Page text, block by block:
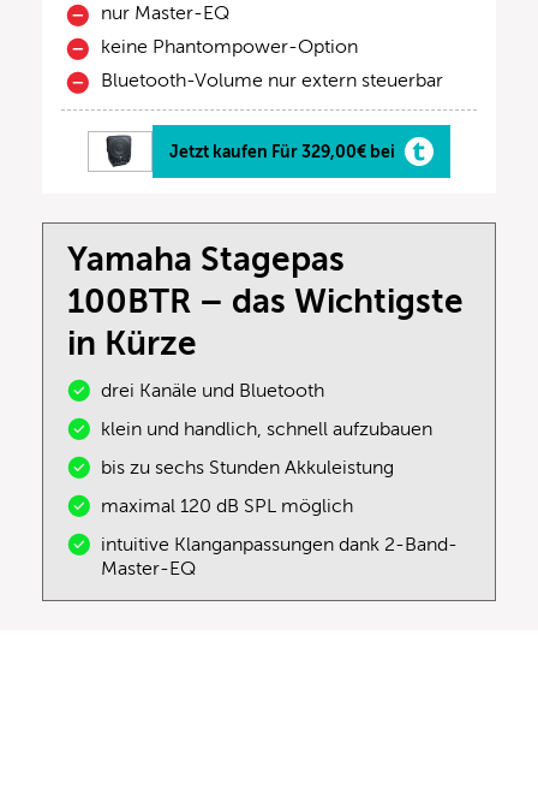
nur Master-EQ
keine Phantompower-Option
Bluetooth-Volume nur extern steuerbar
Jetzt kaufen Für 329,00€ bei
Yamaha Stagepas
100BTR – das Wichtigste
in Kürze
drei Kanäle und Bluetooth
klein und handlich, schnell aufzubauen
bis zu sechs Stunden Akkuleistung
maximal 120 dB SPL möglich
intuitive Klanganpassungen dank 2-Band-
Master-EQ